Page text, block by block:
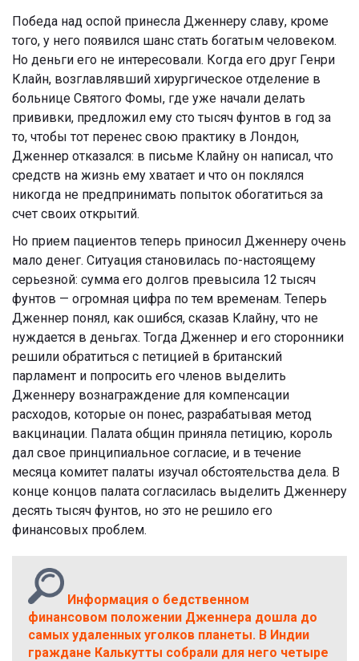
Победа над оспой принесла Дженнеру славу, кроме
того, у него появился шанс стать богатым человеком.
Но деньги его не интересовали. Когда его друг Генри
Клайн, возглавлявший хирургическое отделение в
больнице Святого Фомы, где уже начали делать
прививки, предложил ему сто тысяч фунтов в год за
то, чтобы тот перенес свою практику в Лондон,
Дженнер отказался: в письме Клайну он написал, что
средств на жизнь ему хватает и что он поклялся
никогда не предпринимать попыток обогатиться за
счет своих открытий.
Но прием пациентов теперь приносил Дженнеру очень
мало денег. Ситуация становилась по-настоящему
серьезной: сумма его долгов превысила 12 тысяч
фунтов — огромная цифра по тем временам. Теперь
Дженнер понял, как ошибся, сказав Клайну, что не
нуждается в деньгах. Тогда Дженнер и его сторонники
решили обратиться с петицией в британский
парламент и попросить его членов выделить
Дженнеру вознаграждение для компенсации
расходов, которые он понес, разрабатывая метод
вакцинации. Палата общин приняла петицию, король
дал свое принципиальное согласие, и в течение
месяца комитет палаты изучал обстоятельства дела. В
конце концов палата согласилась выделить Дженнеру
десять тысяч фунтов, но это не решило его
финансовых проблем.
Информация о бедственном
финансовом положении Дженнера дошла до
самых удаленных уголков планеты. В Индии
граждане Калькутты собрали для него четыре